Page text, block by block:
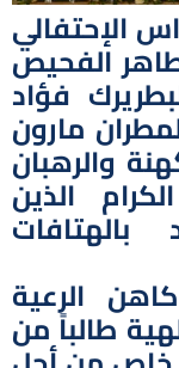
الإحتفالي
الفحيص
فؤاد
مارون
والرهبان
الذين
بالهتافات
الرعية
طالباً من